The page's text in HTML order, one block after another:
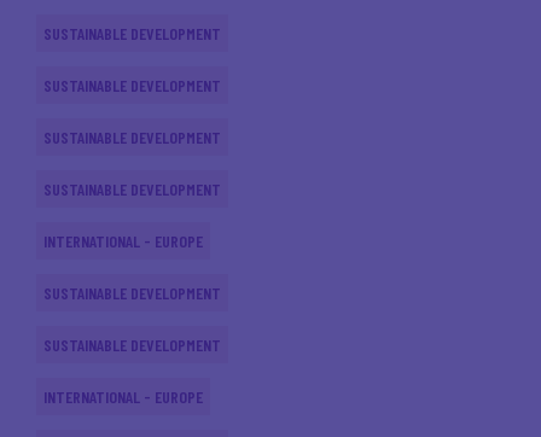
SUSTAINABLE DEVELOPMENT
SUSTAINABLE DEVELOPMENT
SUSTAINABLE DEVELOPMENT
SUSTAINABLE DEVELOPMENT
INTERNATIONAL - EUROPE
SUSTAINABLE DEVELOPMENT
SUSTAINABLE DEVELOPMENT
INTERNATIONAL - EUROPE